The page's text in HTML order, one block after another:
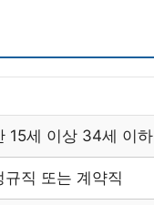
15세 이상 34세 이하
규직 또는 계약직